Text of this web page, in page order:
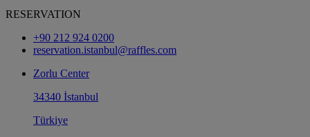
RESERVATION
+90 212 924 0200
reservation.istanbul@raffles.com
Zorlu Center
34340 İstanbul
Türkiye